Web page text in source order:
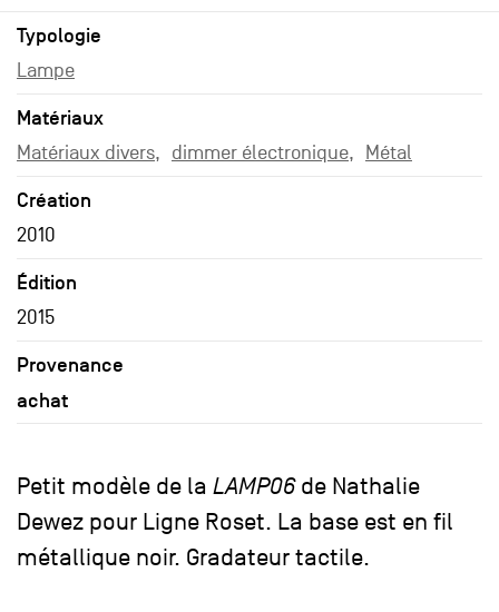
Typologie
Lampe
Matériaux
Matériaux divers dimmer électronique Métal
Création
2010
Édition
2015
Provenance
achat
Petit modèle de la LAMP06de Nathalie
Dewez pour Ligne Roset. La base est en fil
métallique noir. Gradateur tactile.